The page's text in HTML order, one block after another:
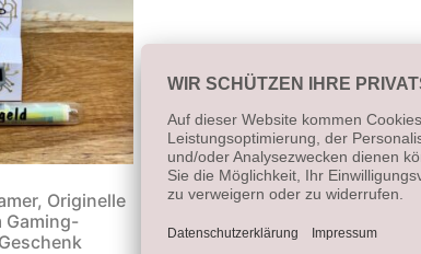
Originelle
Gaming-